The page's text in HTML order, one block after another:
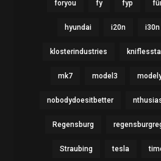
foryou fy fyp
hyundai i20n i30n
klosterindustries
mk7 model3
nobodydoesitbetter
Regensburg
Straubing tesla